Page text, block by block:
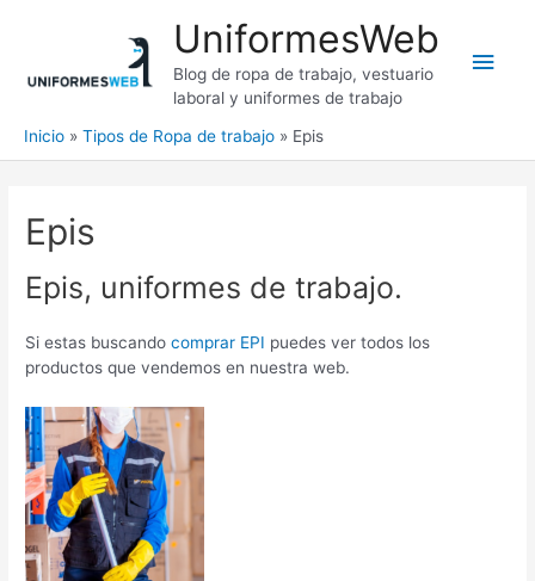
UniformesWeb
Blog de ropa de trabajo, vestuario
laboral y uniformes de trabajo
Inicio Tipos de Ropa de trabajo Epis
Epis
Epis, uniformes de trabajo.
Si estas buscandocomprar EPI puedes ver todos los
productos que vendemos en nuestra web.